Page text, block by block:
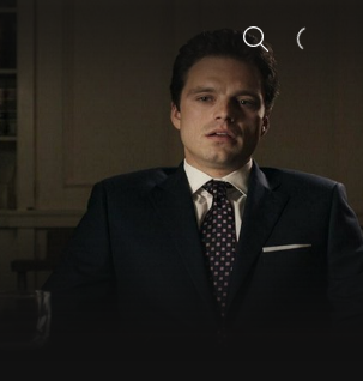
Sök